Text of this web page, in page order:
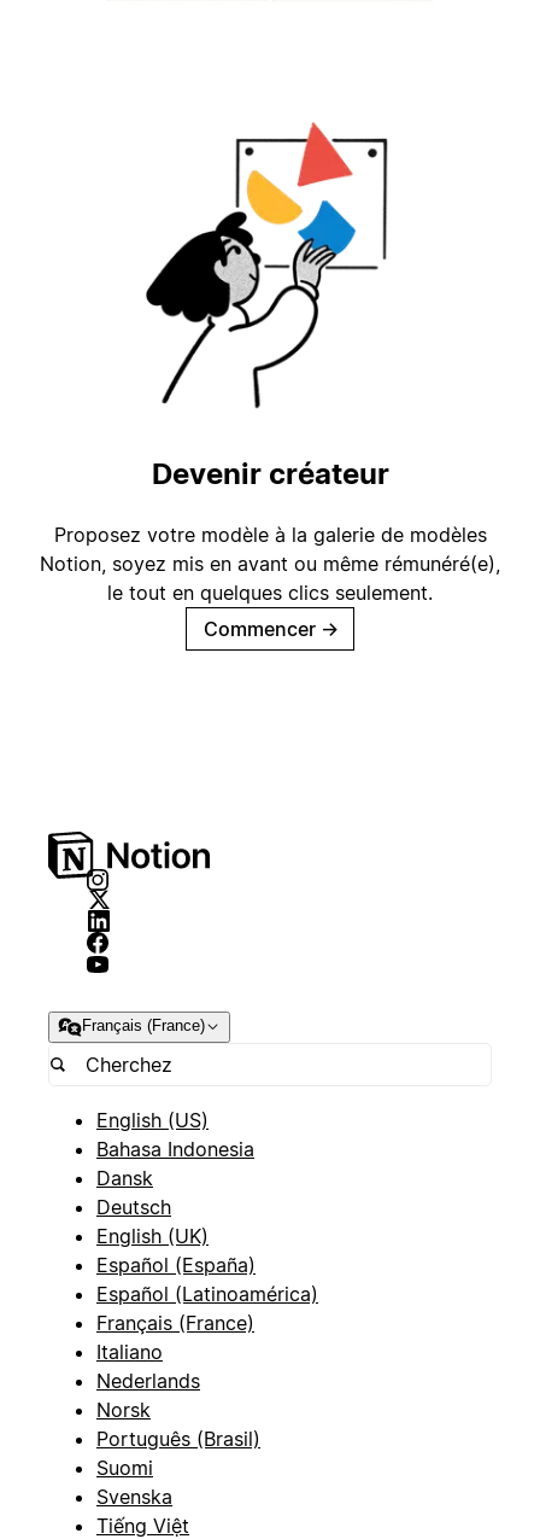
Devenir créateur
Proposez votre modèle à la galerie de modèles
Notion, soyez mis en avant ou même rémunéré(e),
le tout en quelques clics seulement.
Commencer →
Français (France)
English (US)
Bahasa Indonesia
Dansk
Deutsch
English (UK)
Español (España)
Español (Latinoamérica)
Français (France)
Italiano
Nederlands
Norsk
Português (Brasil)
Suomi
Svenska
Tiếng Việt